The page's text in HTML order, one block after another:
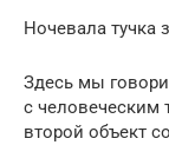
Ночевала тучка
Здесь мы
с
второй объект